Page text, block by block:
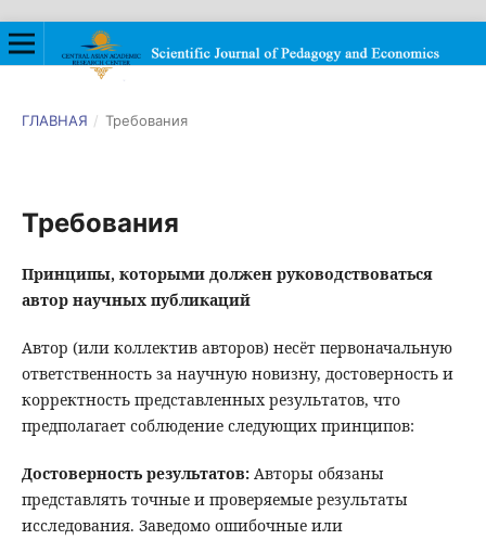
ГЛАВНАЯ / Требования
Требования
Принципы, которыми должен руководствоваться
автор научных публикаций
Автор (или коллектив авторов) несёт первоначальную
ответственность за научную новизну, достоверность и
корректность представленных результатов, что
предполагает соблюдение следующих принципов:
Достоверность результатов: Авторы обязаны
представлять точные и проверяемые результаты
исследования. Заведомо ошибочные или